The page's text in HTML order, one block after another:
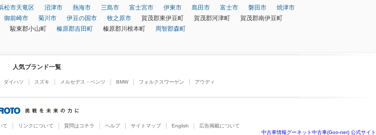
松市天竜区 沼津市 熱海市 三島市 富士宮市 伊東市 島田市 富士市 磐田市
焼津市
御前崎市 菊川市 伊豆の国市 牧之原市 賀茂郡東伊豆町 賀茂郡河津町
賀茂郡南伊豆町
駿東郡小山町 榛原郡吉田町 榛原郡川根本町 周智郡森町
人気ブランド一覧
ダイハツ スズキ メルセデス・ベンツ BMW フォルクスワーゲン アウディ
て リンクについて 質問はコチラ ヘルプ サイトマップ English
広告掲載について
中古車情報グーネット中古車(Goo-net) 公式サイト